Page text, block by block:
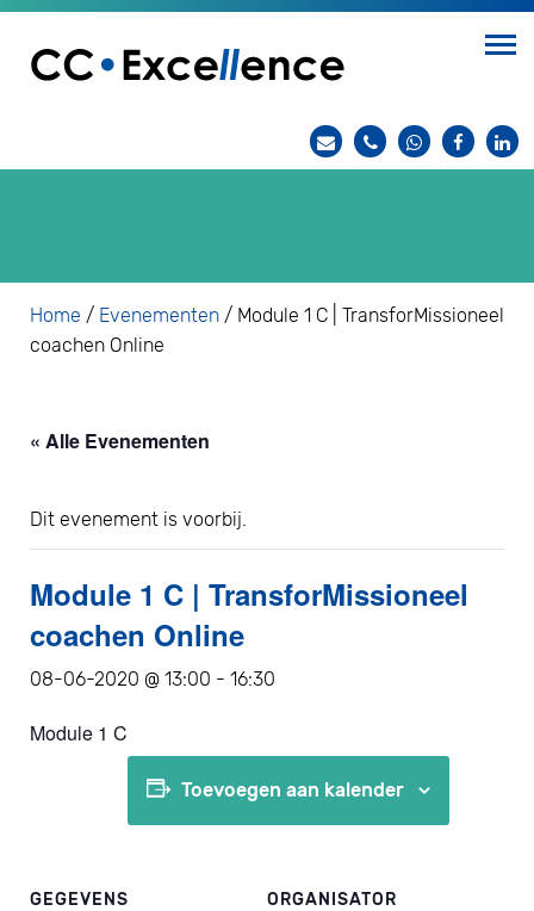
Home / Evenementen / Module 1 C | TransforMissioneel
coachen Online
« Alle Evenementen
Dit evenement is voorbij.
Module 1 C | TransforMissioneel
coachen Online
08-06-2020 @ 13:00 - 16:30
Module 1 C
Toevoegen aan kalender
GEGEVENS ORGANISATOR